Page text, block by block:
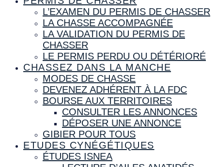
L’EXAMEN DU PERMIS DE CHASSER
LA CHASSE ACCOMPAGNÉE
LA VALIDATION DU PERMIS DE
CHASSER
LE PERMIS PERDU OU DÉTÉRIORÉ
CHASSEZ DANS LA MANCHE
MODES DE CHASSE
DEVENEZ ADHÉRENT À LA FDC
BOURSE AUX TERRITOIRES
CONSULTER LES ANNONCES
DÉPOSER UNE ANNONCE
GIBIER POUR TOUS
ETUDES CYNÉGÉTIQUES
ÉTUDES ISNEA